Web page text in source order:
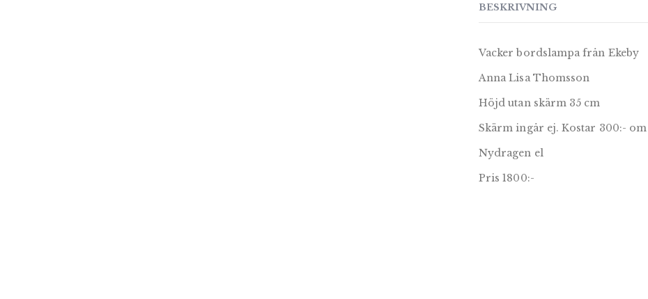
BESKRIVNING
Vacker bordslampa från Ekeby
Anna Lisa Thomsson
Höjd utan skärm 35 cm
Skärm ingår ej. Kostar 300:-
Nydragen el
Pris 1800:-